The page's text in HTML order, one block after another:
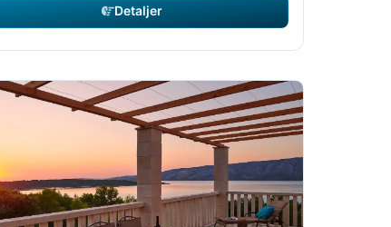
Detaljer